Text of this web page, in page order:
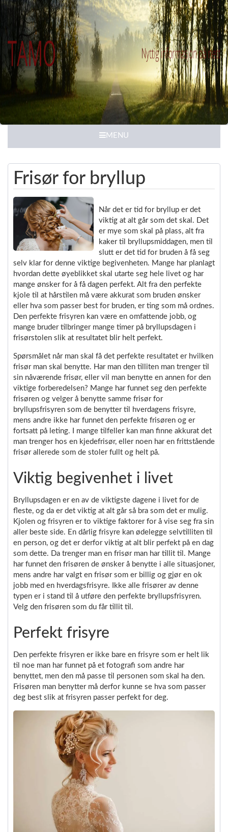
MENU
Frisør for bryllup
Når det er tid for bryllup er det
viktig at alt går som det skal. Det
er mye som skal på plass, alt fra
kaker til bryllupsmiddagen, men til
slutt er det tid for bruden å få seg
selv klar for denne viktige begivenheten. Mange har planlagt
hvordan dette øyeblikket skal utarte seg hele livet og har
mange ønsker for å få dagen perfekt. Alt fra den perfekte
kjole til at hårstilen må være akkurat som bruden ønsker
eller hva som passer best for bruden, er ting som må ordnes.
Den perfekte frisyren kan være en omfattende jobb, og
mange bruder tilbringer mange timer på bryllupsdagen i
frisørstolen slik at resultatet blir helt perfekt.
Spørsmålet når man skal få det perfekte resultatet er hvilken
frisør man skal benytte. Har man den tilliten man trenger til
sin nåværende frisør, eller vil man benytte en annen for den
viktige forberedelsen? Mange har funnet seg den perfekte
frisøren og velger å benytte samme frisør for
bryllupsfrisyren som de benytter til hverdagens frisyre,
mens andre ikke har funnet den perfekte frisøren og er
fortsatt på leting. I mange tilfeller kan man finne akkurat det
man trenger hos en kjedefrisør, eller noen har en frittstående
frisør allerede som de stoler fullt og helt på.
Viktig begivenhet i livet
Bryllupsdagen er en av de viktigste dagene i livet for de
fleste, og da er det viktig at alt går så bra som det er mulig.
Kjolen og frisyren er to viktige faktorer for å vise seg fra sin
aller beste side. En dårlig frisyre kan ødelegge selvtilliten til
en person, og det er derfor viktig at alt blir perfekt på en dag
som dette. Da trenger man en frisør man har tillit til. Mange
har funnet den frisøren de ønsker å benytte i alle situasjoner,
mens andre har valgt en frisør som er billig og gjør en ok
jobb med en hverdagsfrisyre. Ikke alle frisører av denne
typen er i stand til å utføre den perfekte bryllupsfrisyren.
Velg den frisøren som du får tillit til.
Perfekt frisyre
Den perfekte frisyren er ikke bare en frisyre som er helt lik
til noe man har funnet på et fotografi som andre har
benyttet, men den må passe til personen som skal ha den.
Frisøren man benytter må derfor kunne se hva som passer
deg best slik at frisyren passer perfekt for deg.